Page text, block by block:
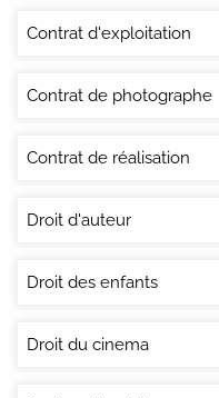
Contrat d'exploitation
Contrat de photographe
Contrat de réalisation
Droit d'auteur
Droit des enfants
Droit du cinema